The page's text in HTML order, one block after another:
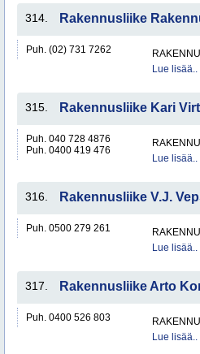
314. Rakennusliike
Puh. (02) 731 7262
Lue lisää..
315. Rakennusliike Kari
Puh. 040 728 4876
Puh. 0400 419 476
Lue lisää..
316. Rakennusliike V.J.
Puh. 0500 279 261
Lue lisää..
317. Rakennusliike Arto
Puh. 0400 526 803
Lue lisää..